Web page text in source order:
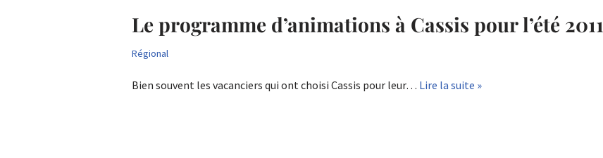
Le programme d’animations à Cassis pour l’été 2011
Régional
Bien souvent les vacanciers qui ont choisi Cassis pour leur… Lire la suite »